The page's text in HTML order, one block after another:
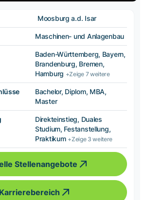
Moosburg a.d. Isar
Maschinen- und Anlagenbau
Baden-Württemberg, Bayern,
Brandenburg, Bremen,
Hamburg +Zeige 7 weitere
Bachelor, Diplom, MBA,
Master
Direkteinstieg, Duales
Studium, Festanstellung,
Praktikum +Zeige 3 weitere
Stellenangebote
Karrierebereich